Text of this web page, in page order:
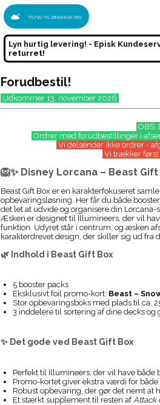
TILFØJ TIL ØNSKESKYEN
Lyn hurtig levering! - Episk
returret!
Forudbestil!
Udkommer 13. november 2026
OBS:
Ordrer med forudbestillinger i
Vi delsender ikke ordrer -
Vi trækker først
🦁✨ Disney Lorcana – Beast
Beast Gift Box er en karakterfokuseret
opbevaringsløsning. Her får du både
det let at udvide og organisere din Lorcana-
Æsken er designet til Illumineers, der vil
funktion. Udyret står i centrum, og æsken
karakterdrevet design, der skiller sig ud fra
🌿 Indhold i Beast Gift Box
5 booster packs
Eksklusivt foil promo-kort: Beast –
Stor opbevaringsboks med plads til ca.
3 inddelere til sortering af dine decks og
✨ Det gode ved Beast Gift Box
Perfekt til Illumineers, der vil have både
Promo-kortet giver ekstra værdi for
Robust opbevaring, der gør det nemt at
Et stærkt supplement til resten af Attack